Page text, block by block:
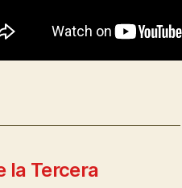
la Tercera